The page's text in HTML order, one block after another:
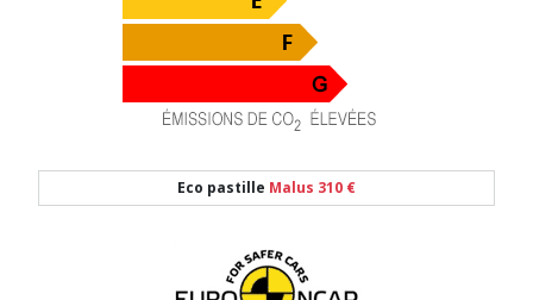
Eco pastille Malus 310 €